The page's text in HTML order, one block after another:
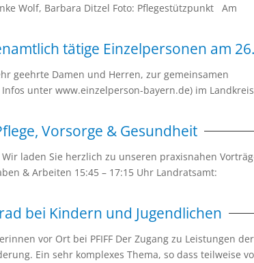
Wolf, Barbara Ditzel Foto: Pflegestützpunkt Am
tätige Einzelpersonen am
geehrte Damen und Herren, zur gemeinsamen
unter www.einzelperson-bayern.de) im Landkreis
Vorsorge & Gesundheit
laden Sie herzlich zu unseren praxisnahen
& Arbeiten 15:45 – 17:15 Uhr Landratsamt:
bei Kindern und Jugendlichen
vor Ort bei PFIFF Der Zugang zu Leistungen der
Ein sehr komplexes Thema, so dass teilweise